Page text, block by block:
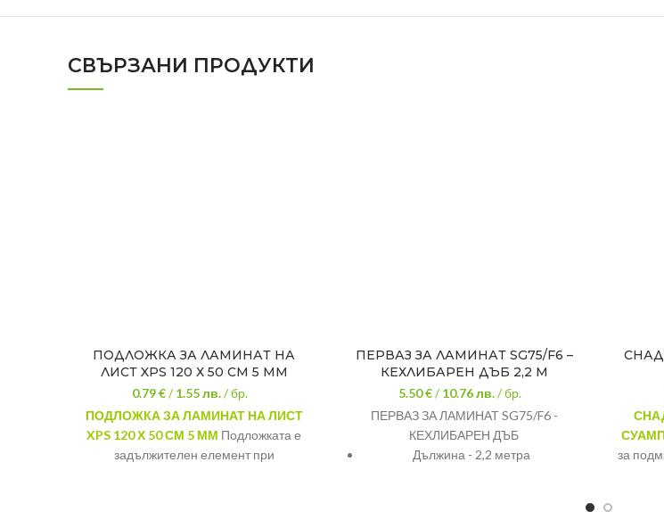
СВЪРЗАНИ ПРОДУКТИ
ПОДЛОЖКА ЗА ЛАМИНАТ НА
ЛИСТ XPS 120 Х 50 СМ 5 ММ
0.79 €/1.55лв. / бр.
ПОДЛОЖКА ЗА ЛАМИНАТ НА ЛИСТ
XPS 120 Х 50 СМ 5 ММ Подложката е
задължителен елемент при
ПЕРВАЗ ЗА ЛАМИНАТ SG75/F6 –
КЕХЛИБАРЕН ДЪБ 2,2 М
5.50 €/10.76лв. / бр.
ПЕРВАЗ ЗА ЛАМИНАТ SG75/F6 -
КЕХЛИБАРЕН ДЪБ
Дължина - 2,2 метра
за